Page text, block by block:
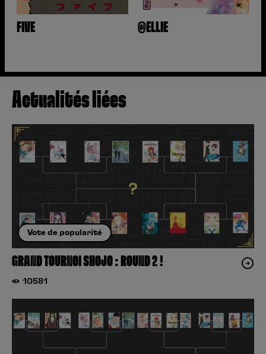
FIVE @ELLIE
Actualités liées
Vote de popularité
GRAND TOURNOI SHOJO : ROUND 2 !
10581